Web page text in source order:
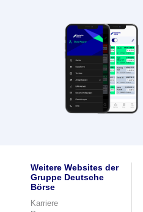
Weitere Websites der
Gruppe Deutsche
Börse
Karriere